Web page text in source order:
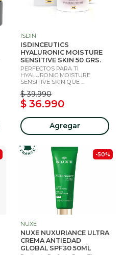
ISDIN
ISDINCEUTICS
HYALURONIC MOISTURE
SENSITIVE SKIN 50 GRS.
PERFECTOS PARA TI
HYALURONIC MOISTURE
SENSITIVE SKIN QUE ...
$ 39.990
$ 36.990
Agregar
-50%
NUXE
NUXE NUXURIANCE ULTRA
CREMA ANTIEDAD
GLOBAL SPF30 50ML